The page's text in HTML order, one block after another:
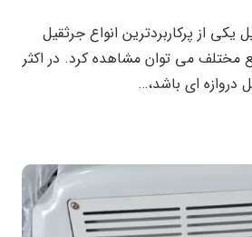
از پرکاربردترین انواع جرثقیل
مختلف می توان مشاهده کرد. در اکثر
دروازه ای باشد،…